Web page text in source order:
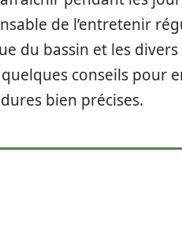
de l’entretenir
du bassin et les
conseils pour
bien précises.